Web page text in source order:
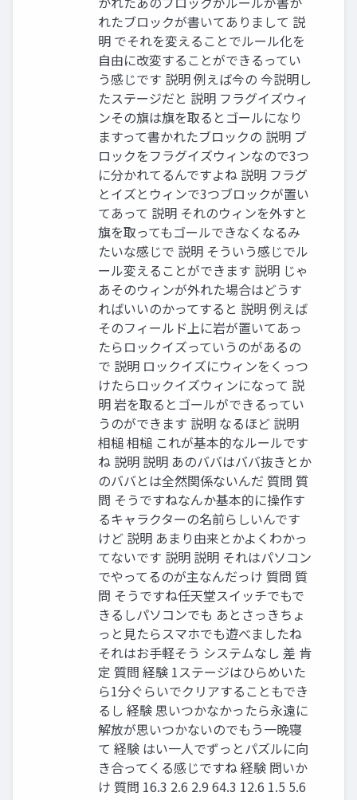
れたブロックが書いてありまして 説
明 でそれを変えることでルール化を
⾃由に改変することができるってい
う感じです 説明 例えば今の 今説明し
たステージだと 説明 フラグイズウィ
ンその旗は旗を取るとゴールになり
ますって書かれたブロックの 説明 ブ
ロックをフラグイズウィンなので3つ
に分かれてるんですよね 説明 フラグ
とイズとウィンで3つブロックが置い
てあって 説明 それのウィンを外すと
旗を取ってもゴールできなくなるみ
たいな感じで 説明 そういう感じでル
ール変えることができます 説明 じゃ
あそのウィンが外れた場合はどうす
ればいいのかってすると 説明 例えば
そのフィールド上に岩が置いてあっ
たらロックイズっていうのがあるの
で 説明 ロックイズにウィンをくっつ
けたらロックイズウィンになって 説
明 岩を取るとゴールができるってい
うのができます 説明 なるほど 説明
相槌 相槌 これが基本的なルールです
ね 説明 説明 あのババはババ抜きとか
のババとは全然関係ないんだ 質問 質
問 そうですねなんか基本的に操作す
るキャラクターの名前らしいんです
けど 説明 あまり由来とかよくわかっ
てないです 説明 説明 それはパソコン
でやってるのが主なんだっけ 質問 質
問 そうですね任天堂スイッチでもで
きるしパソコンでも あとさっきちょ
っと⾒たらスマホでも遊べましたね
それはお⼿軽そう システムなし 差 肯
定 質問 経験 1ステージはひらめいた
ら1分ぐらいでクリアすることもでき
るし 経験 思いつかなかったら永遠に
解放が思いつかないのでもう⼀晩寝
て 経験 はい⼀⼈でずっとパズルに向
き合ってくる感じですね 経験 問いか
け 質問 16.3 2.6 2.9 64.3 12.6 1.5 5.6